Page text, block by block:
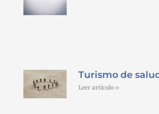
Turismo de
Leer artículo »